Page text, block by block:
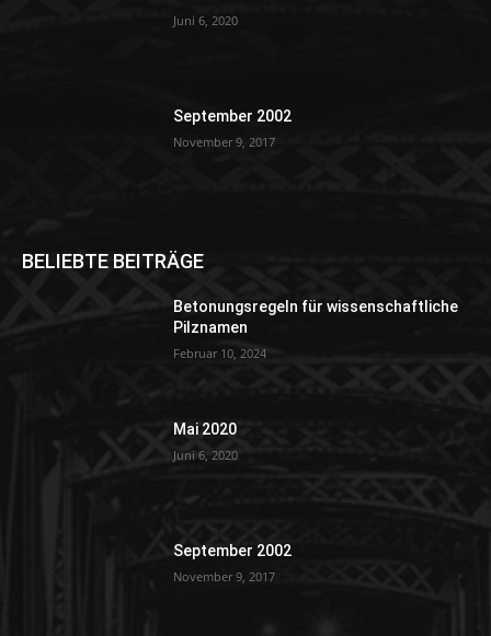
Juni 6, 2020
September 2002
November 9, 2017
BELIEBTE BEITRÄGE
Betonungsregeln für wissenschaftliche
Pilznamen
Februar 10, 2024
Mai 2020
Juni 6, 2020
September 2002
November 9, 2017